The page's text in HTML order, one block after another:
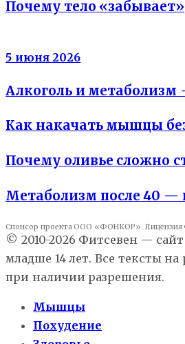
Почему тело
5 июня 2026
Алкоголь и метаболизм
Как накачать мышцы
Почему оливье сложно
Метаболизм после 40 —
Спонсор проекта ООО «ФОНКОР». Лицензия
© 2010-2026 Фитсевен —
младше 14 лет. Все тексты
при наличии разрешения.
Мышцы
Похудение